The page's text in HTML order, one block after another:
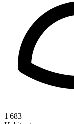
1 683